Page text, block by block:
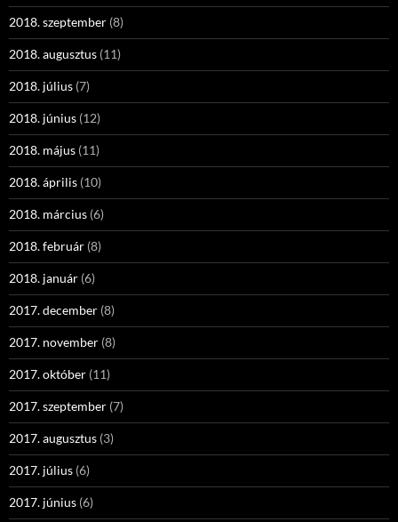
2018. szeptember (8)
2018. augusztus (11)
2018. július (7)
2018. június (12)
2018. május (11)
2018. április (10)
2018. március (6)
2018. február (8)
2018. január (6)
2017. december (8)
2017. november (8)
2017. október (11)
2017. szeptember (7)
2017. augusztus (3)
2017. július (6)
2017. június (6)